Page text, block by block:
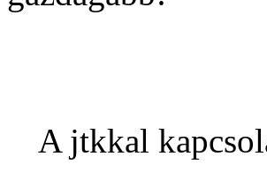
A jtkkal